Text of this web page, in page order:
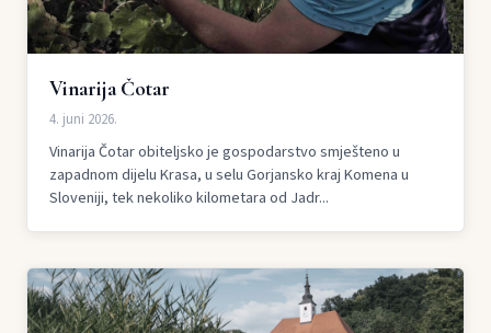
Vinarija Čotar
4. juni 2026.
Vinarija Čotar obiteljsko je gospodarstvo smješteno u
zapadnom dijelu Krasa, u selu Gorjansko kraj Komena u
Sloveniji, tek nekoliko kilometara od Jadr...